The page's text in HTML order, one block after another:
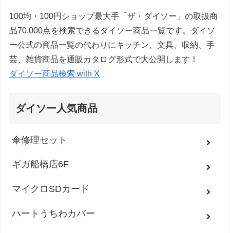
100均・100円ショップ最大手「ザ・ダイソー」の取扱商
品70,000点を検索できるダイソー商品一覧です。ダイソ
ー公式の商品一覧の代わりにキッチン、文具、収納、手
芸、雑貨商品を通販カタログ形式で大公開します！
ダイソー商品検索 with X
ダイソー人気商品
傘修理セット
ギガ船橋店6F
マイクロSDカード
ハートうちわカバー